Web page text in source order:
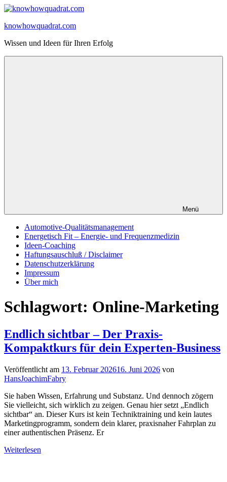
Zum
springen
knowhowquadrat.com
Wissen und Ideen für Ihren Erfolg
Menü
Automotive-Qualitätsmanagement
Energetisch Fit – Energie- und Frequenzmedizin
Ideen-Coaching
Haftungsauschluß / Disclaimer
Datenschutzerklärung
Impressum
Über mich
Schlagwort: Online-Marketing
Endlich sichtbar – Der Praxis-
Kompaktkurs für dein Experten-Business
Veröffentlicht am 13. Februar 202616. Juni 2026 von
HansJoachimFabry
Sie haben Wissen, Erfahrung und Substanz. Und dennoch zögern
Sie vielleicht, sich wirklich zu zeigen. Genau hier setzt „Endlich
sichtbar“ an. Dieser Kurs ist kein Techniktraining und kein lautes
Marketingprogramm, sondern dein klarer, praxisnaher Fahrplan zu
einer authentischen Präsenz. Er
Weiterlesen